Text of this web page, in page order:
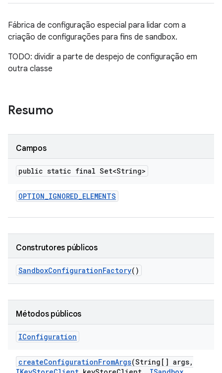
Fábrica de configuração especial para lidar com a
criação de configurações para fins de sandbox.
TODO: dividir a parte de despejo de configuração em
outra classe
Resumo
Campos
public static final Set<String>
OPTION_IGNORED_ELEMENTS
Construtores públicos
SandboxConfigurationFactory()
Métodos públicos
IConfiguration
createConfigurationFromArgs(String[] args,